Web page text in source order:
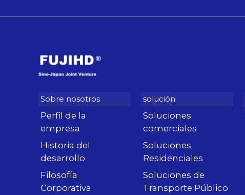
Perfil de la
empresa
Historia del
desarrollo
Filosofía
Corporativa
Soluciones
comerciales
Soluciones
Residenciales
Soluciones de
Transporte Público